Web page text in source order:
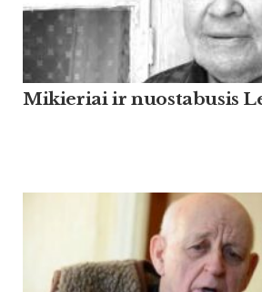
Mikieriai ir nuostabusis